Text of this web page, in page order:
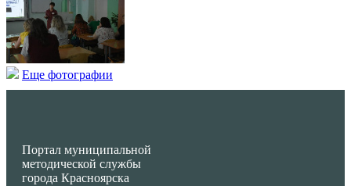
Еще фотографии
Портал муниципальной
методической службы
города Красноярска